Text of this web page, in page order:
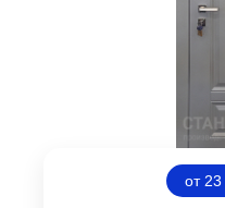
от 23